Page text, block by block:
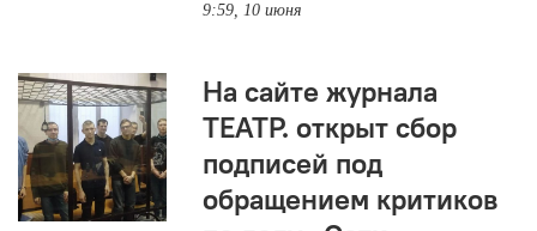
9:59, 10 июня
На сайте журнала
ТЕАТР. открыт сбор
подписей под
обращением критиков